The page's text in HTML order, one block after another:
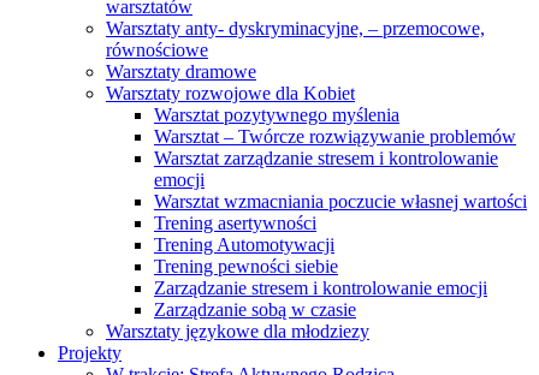
warsztatów
Warsztaty anty- dyskryminacyjne, – przemocowe,
równościowe
Warsztaty dramowe
Warsztaty rozwojowe dla Kobiet
Warsztat pozytywnego myślenia
Warsztat – Twórcze rozwiązywanie problemów
Warsztat zarządzanie stresem i kontrolowanie
emocji
Warsztat wzmacniania poczucie własnej wartości
Trening asertywności
Trening Automotywacji
Trening pewności siebie
Zarządzanie stresem i kontrolowanie emocji
Zarządzanie sobą w czasie
Warsztaty językowe dla młodziezy
Projekty